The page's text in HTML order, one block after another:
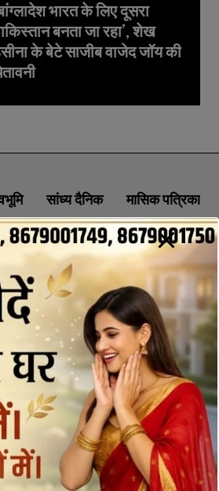
भारत के लिए दूसरा
बनता जा रहा’, शेख
के बेटे साजीब वाजेद जॉय की
सांध्य दैनिक मासिक पत्रिका
PRIVACY POLICY NEWSLETTER